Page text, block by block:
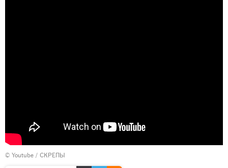
© Youtube / СКРЕПЫ